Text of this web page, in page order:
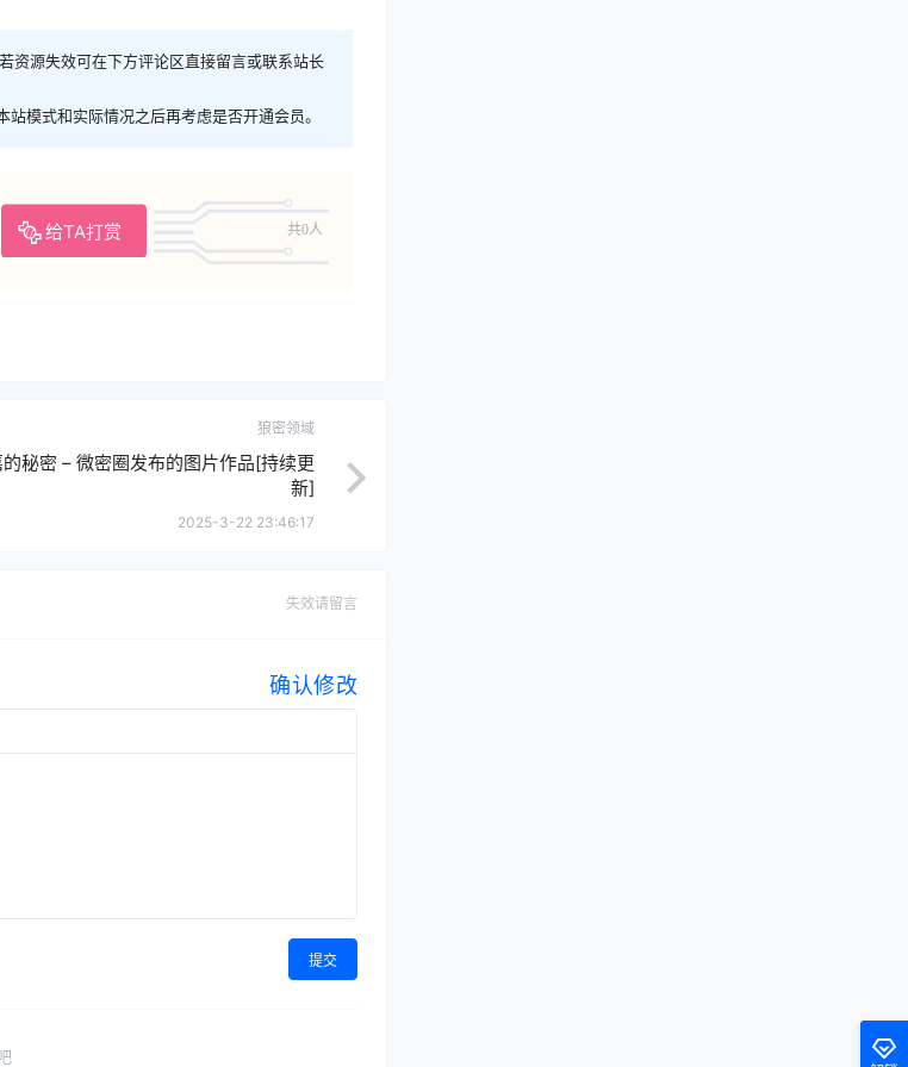
资源失效可在下方评论区直接留言或联系站长
模式和实际情况之后再考虑是否开通会员。
给TA打赏 共0人
狼密领域
秘密 – 微密圈发布的图片作品[持续更
新]
2025-3-22 23:46:17
失效请留言
确认修改
提交